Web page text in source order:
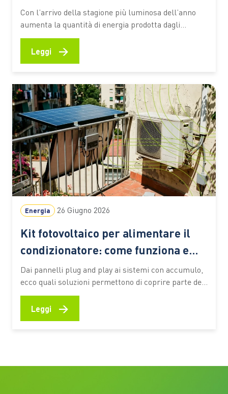
Con l’arrivo della stagione più luminosa dell’anno
aumenta la quantità di energia prodotta dagli
impianti domestici. È il periodo ideale per
controllare le prestazioni del sistema, verificare il
corretto funzionamento dei componenti e valutare
efficiente l’elettricità generata durante il giorno
Giugno e…
Leggi →
Energia 26 Giugno 2026
Kit fotovoltaico per alimentare il
condizionatore: come funziona e
detrazioni
Dai pannelli plug and play ai sistemi con accumulo,
ecco quali soluzioni permettono di coprire parte dei
consumi estivi, quali incentivi fiscali sono disponibili
e quando l’investimento può risultare conveniente
Con l’arrivo della stagione calda, il condizionatore
Leggi →